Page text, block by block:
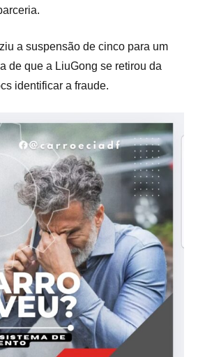
a suspensão de cinco para um
de que a LiuGong se retirou da
identificar a fraude.